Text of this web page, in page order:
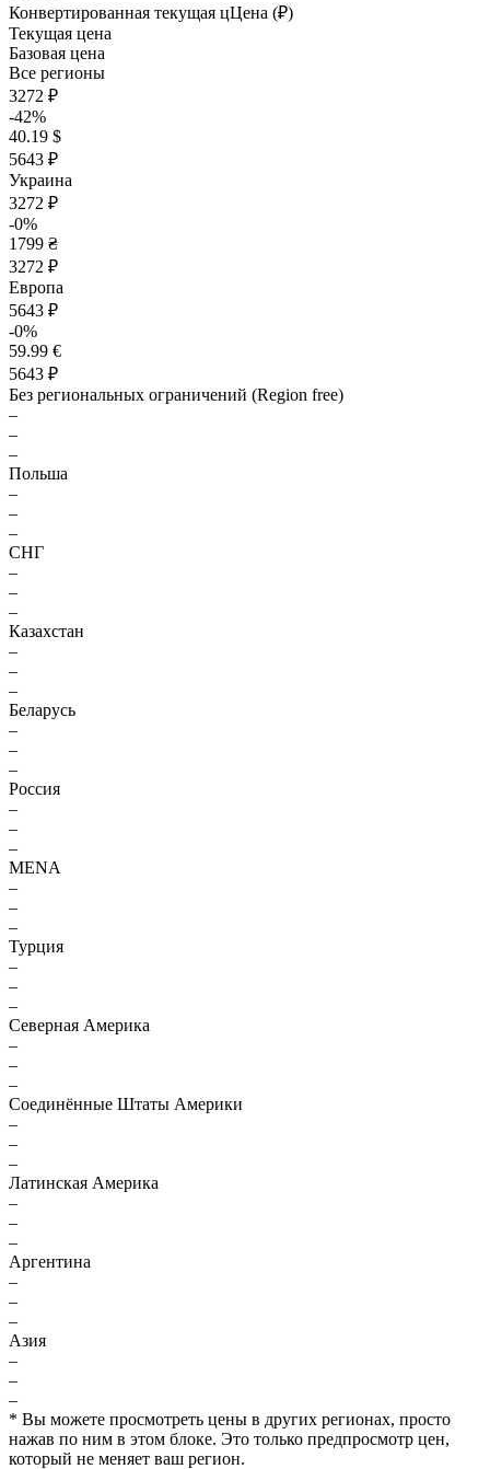
Конвертированная текущая цЦена (₽)
Текущая цена
Базовая цена
Все регионы
3272 ₽
-42%
40.19 $
5643 ₽
Украина
3272 ₽
-0%
1799 ₴
3272 ₽
Европа
5643 ₽
-0%
59.99 €
5643 ₽
Без региональных ограничений (Region free)
–
–
–
Польша
–
–
–
СНГ
–
–
–
Казахстан
–
–
–
Беларусь
–
–
–
Россия
–
–
–
MENA
–
–
–
Турция
–
–
–
Северная Америка
–
–
–
Соединённые Штаты Америки
–
–
–
Латинская Америка
–
–
–
Аргентина
–
–
–
Азия
–
–
–
* Вы можете просмотреть цены в других регионах, просто
нажав по ним в этом блоке. Это только предпросмотр цен,
который не меняет ваш регион.